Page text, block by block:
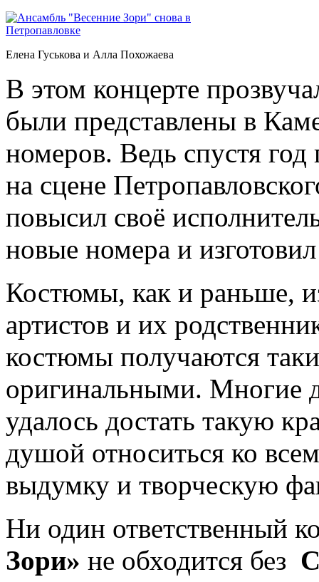
Елена Гуськова и Алла Похожаева
В этом концерте
были представлены в
номеров. Ведь спустя год
на сцене
повысил своё
новые номера и
Костюмы, как и раньше,
артистов и их
костюмы получаются
оригинальными. Многие
удалось достать такую
душой относиться ко
выдумку и творческую
Ни один ответственный
Зори» не обходится без